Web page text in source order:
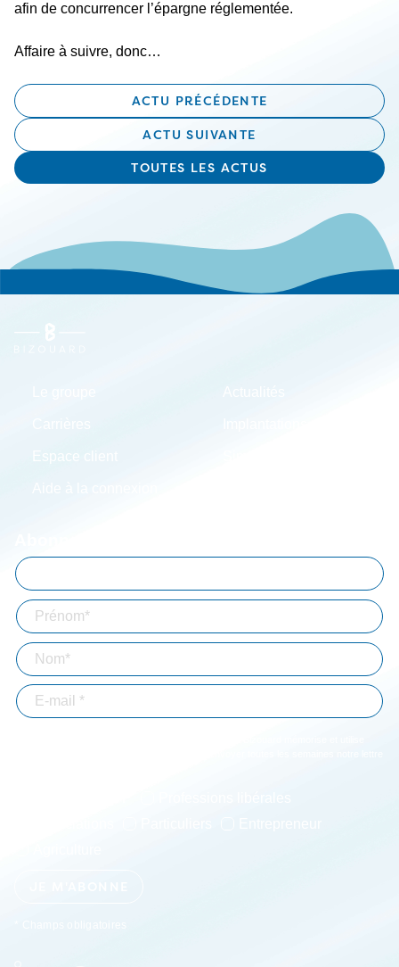
afin de concurrencer l’épargne réglementée.
Affaire à suivre, donc…
ACTU PRÉCÉDENTE
ACTU SUIVANTE
TOUTES LES ACTUS
Espace client